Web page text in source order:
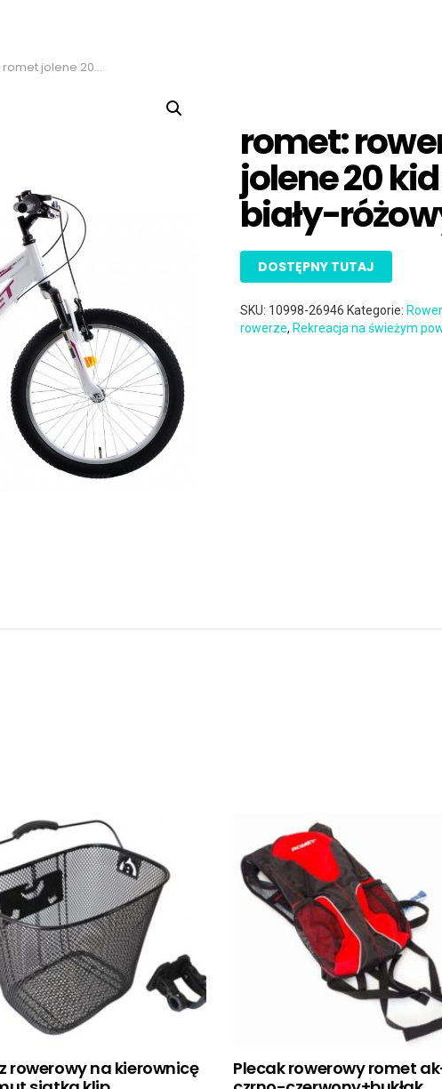
kolor biały-różowy, rozmiar 10″
romet:
jolene 20
biały-
DOSTĘPNY TUTAJ
SKU: 10998-26946 Kategorie:
rowerze, Rekreacja na świeżym
rowerowy na kierownicę
Plecak rowerowy romet